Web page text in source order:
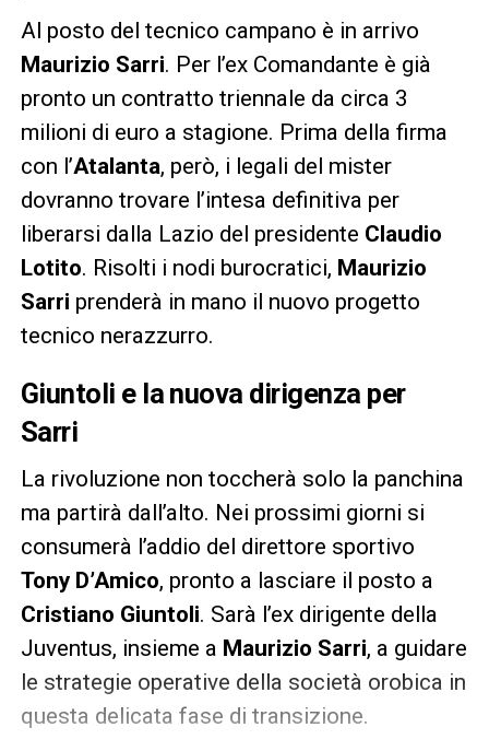
Al posto del tecnico campano è in arrivo
Maurizio Sarri. Per l’ex Comandante è già
pronto un contratto triennale da circa 3
milioni di euro a stagione. Prima della firma
con l’Atalanta, però, i legali del mister
dovranno trovare l’intesa definitiva per
liberarsi dalla Lazio del presidente Claudio
Lotito. Risolti i nodi burocratici, Maurizio
Sarri prenderà in mano il nuovo progetto
tecnico nerazzurro.
Giuntoli e la nuova dirigenza per
Sarri
La rivoluzione non toccherà solo la panchina
ma partirà dall’alto. Nei prossimi giorni si
consumerà l’addio del direttore sportivo
Tony D’Amico, pronto a lasciare il posto a
Cristiano Giuntoli. Sarà l’ex dirigente della
Juventus, insieme a Maurizio Sarri, a guidare
le strategie operative della società orobica in
questa delicata fase di transizione.